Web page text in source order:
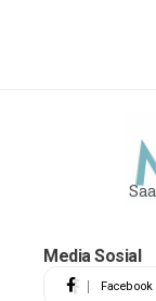
Media Sosial
Facebook